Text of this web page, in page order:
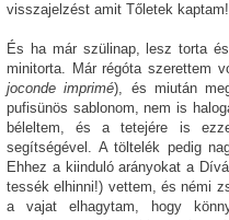
visszajelzést amit Tőletek kaptam!
És ha már szülinap, lesz torta
minitorta. Már régóta szerettem
joconde imprimé), és miután
pufisünös sablonom, nem is
béleltem, és a tetejére is
segítségével. A töltelék pedig
Ehhez a kiinduló arányokat a
tessék elhinni!) vettem, és némi
a vajat elhagytam, hogy